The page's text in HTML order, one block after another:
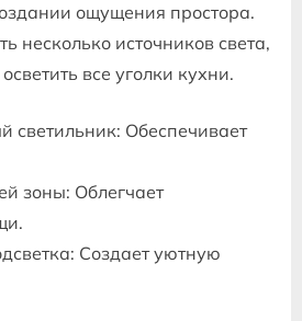
ощущения простора.
несколько источников света‚
все уголки кухни.
светильник: Обеспечивает
зоны: Облегчает
Создает уютную